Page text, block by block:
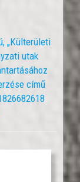
„Külterületi
utak
című